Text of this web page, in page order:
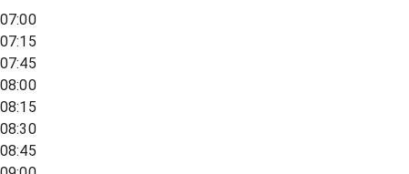
07:00
07:15
07:45
08:00
08:15
08:30
08:45